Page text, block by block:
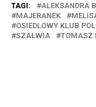
TAGI: ALEKSANDRA
MAJERANEK
OSIEDLOWY KLUB
SZAŁWIA
TOMASZ